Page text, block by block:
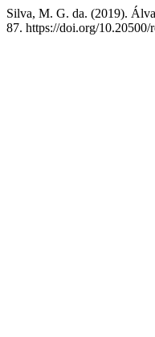
Silva, M. G. da. (2019).
87. https://doi.org/10.20500/